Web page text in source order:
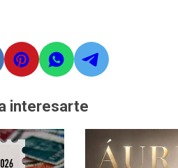
interesarte